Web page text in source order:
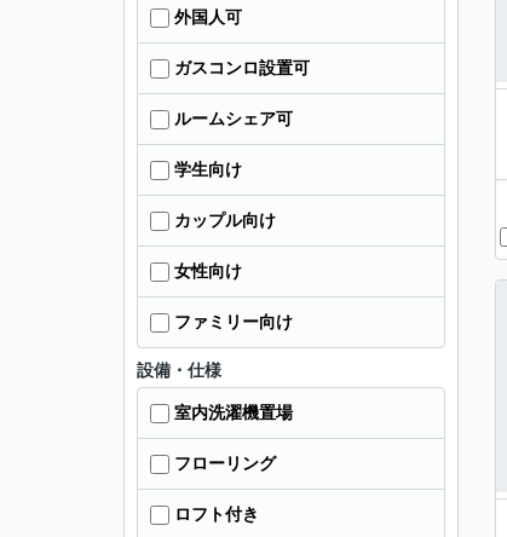
外国人可
ガスコンロ設置可
ルームシェア可
学生向け
カップル向け
女性向け
ファミリー向け
設備・仕様
室内洗濯機置場
フローリング
ロフト付き